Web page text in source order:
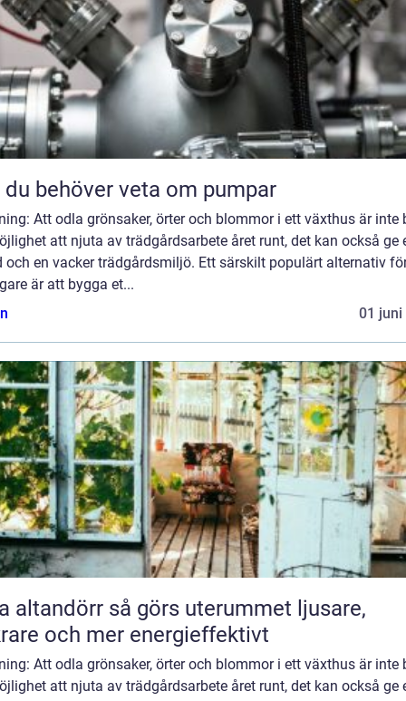
behöver veta om pumpar
Att odla grönsaker, örter och blommor i ett växthus är inte
att njuta av trädgårdsarbete året runt, det kan också ge
och en vacker trädgårdsmiljö. Ett särskilt populärt alternativ
är att bygga et...
01 juni
så görs uterummet ljusare,
och mer energieffektivt
Att odla grönsaker, örter och blommor i ett växthus är inte
att njuta av trädgårdsarbete året runt, det kan också ge